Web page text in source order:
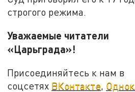
строгого режима.
Уважаемые читатели
«Царьграда»!
Присоединяйтесь к нам в
соцсетях ВКонтакте